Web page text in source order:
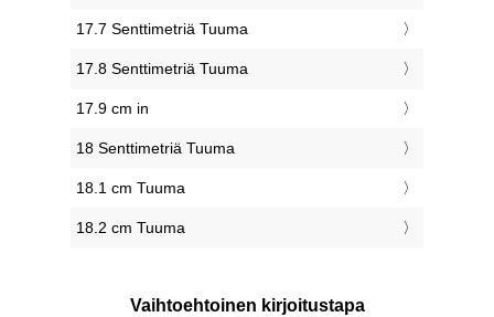
17.7 Senttimetriä Tuuma
17.8 Senttimetriä Tuuma
17.9 cm in
18 Senttimetriä Tuuma
18.1 cm Tuuma
18.2 cm Tuuma
Vaihtoehtoinen kirjoitustapa